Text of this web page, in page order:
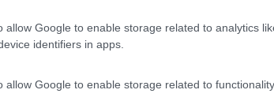
allow Google to enable storage related to analytics
identifiers in apps.
allow Google to enable storage related to
dei vini', vicino al lago di Caldaro area
(BZ) - 8km